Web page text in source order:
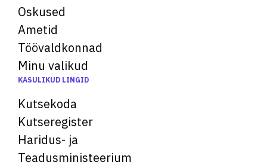
Oskused
Ametid
Töövaldkonnad
Minu valikud
KASULIKUD LINGID
Kutsekoda
Kutseregister
Haridus- ja
Teadusministeerium